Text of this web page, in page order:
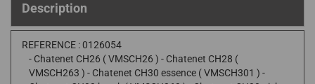
Description
REFERENCE : 0126054
- Chatenet CH26 ( VMSCH26 ) - Chatenet CH28 (
VMSCH263 ) - Chatenet CH30 essence ( VMSCH301 ) -